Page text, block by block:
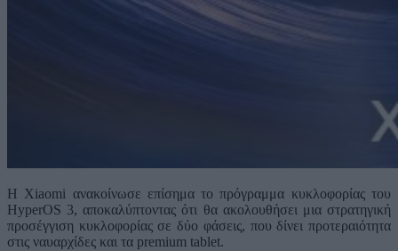
Η Xiaomi ανακοίνωσε επίσημα το πρόγραμμα κυκλοφορίας του
HyperOS 3, αποκαλύπτοντας ότι θα ακολουθήσει μια στρατηγική
προσέγγιση κυκλοφορίας σε δύο φάσεις, που δίνει προτεραιότητα
στις ναυαρχίδες και τα premium tablet.